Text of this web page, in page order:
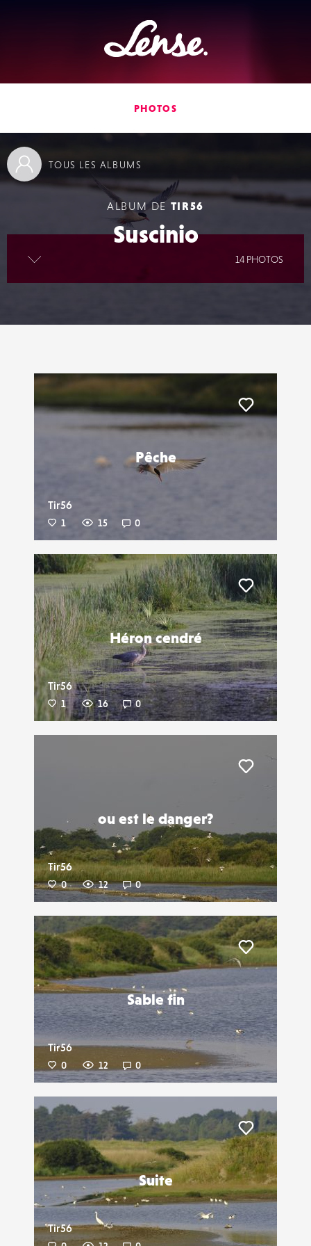
Lense
PHOTOS
ALBUM DE TIR56
Suscinio
14 PHOTOS
TOUS LES ALBUMS
Pêche
Tir56
1 15 0
Héron cendré
Tir56
1 16 0
Liker
ou est le danger?
Tir56
0 12 0
Sable fin
Tir56
0 12 0
Liker
Suite
Tir56
Liker